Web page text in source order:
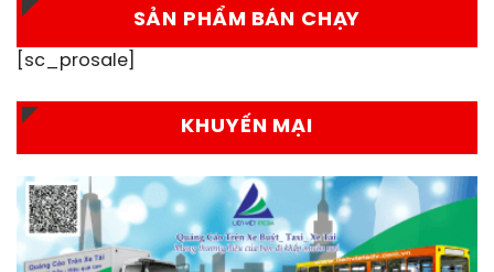
SẢN PHẨM BÁN CHẠY
[sc_prosale]
KHUYẾN MẠI